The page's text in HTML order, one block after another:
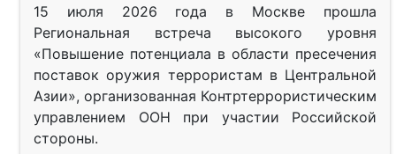
15 июля 2026 года в Москве прошла
Региональная встреча высокого уровня
«Повышение потенциала в области пресечения
поставок оружия террористам в Центральной
Азии», организованная Контртеррористическим
управлением ООН при участии Российской
стороны.